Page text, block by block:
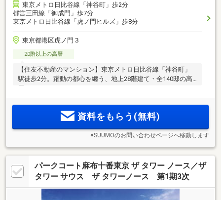
東京メトロ日比谷線「神谷町」歩2分
都営三田線「御成門」歩7分
東京メトロ日比谷線「虎ノ門ヒルズ」歩8分
東京都港区虎ノ門３
20階以上の高層
【住友不動産のマンション】東京メトロ日比谷線「神谷町」
駅徒歩2分。躍動の都心を纏う、地上28階建て・全140邸の高
資料をもらう(無料)
※SUUMOのお問い合わせページへ移動します
パークコート麻布十番東京 ザ タワー ノース／ザ
タワー サウス ザ タワーノース 第1期3次